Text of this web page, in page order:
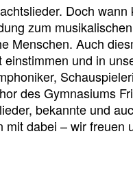
Doch
zum
Menschen. Auch
und in
des Gymnasiums
bekannte und
mit dabei – wir freuen